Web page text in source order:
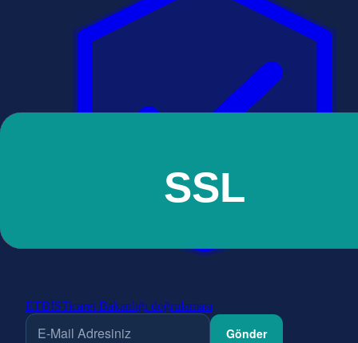
ETBİSTicaret Bakanlığı doğrulaması
Gönder